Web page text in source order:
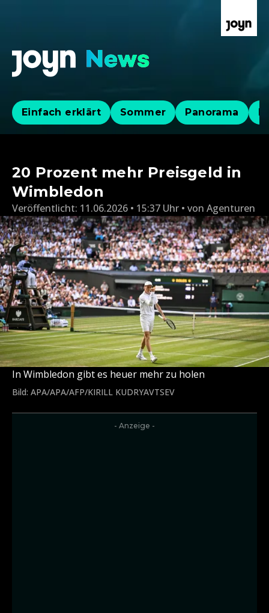
Einfach erklärt Sommer Panorama
20 Prozent mehr Preisgeld in
Wimbledon
Veröffentlicht: 11.06.2026 • 15:37 Uhr von Agenturen
In Wimbledon gibt es heuer mehr zu holen
Bild: APA/APA/AFP/KIRILL KUDRYAVTSEV
- Anzeige -